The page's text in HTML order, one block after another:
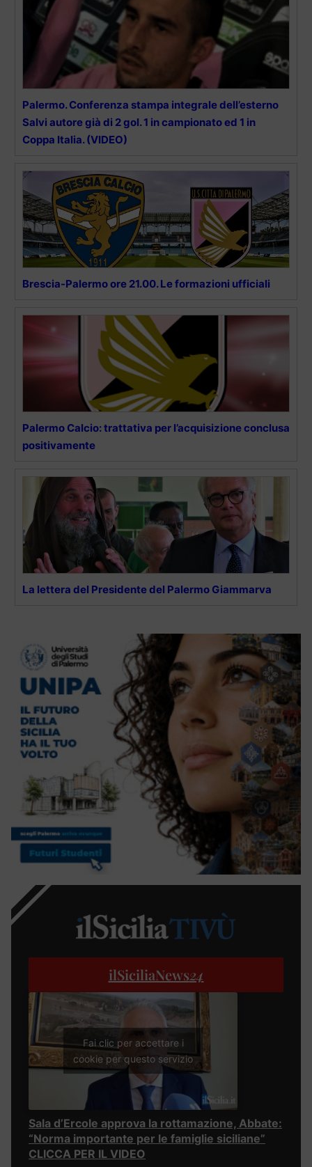
Palermo. Conferenza stampa integrale dell’esterno
Salvi autore già di 2 gol. 1 in campionato ed 1 in
Coppa Italia. (VIDEO)
Brescia-Palermo ore 21.00. Le formazioni ufficiali
Palermo Calcio: trattativa per l’acquisizione conclusa
positivamente
La lettera del Presidente del Palermo Giammarva
ilSiciliaNews24
Fai clic per accettare i
cookie per questo servizio
Sala d’Ercole approva la rottamazione, Abbate:
“Norma importante per le famiglie siciliane”
CLICCA PER IL VIDEO